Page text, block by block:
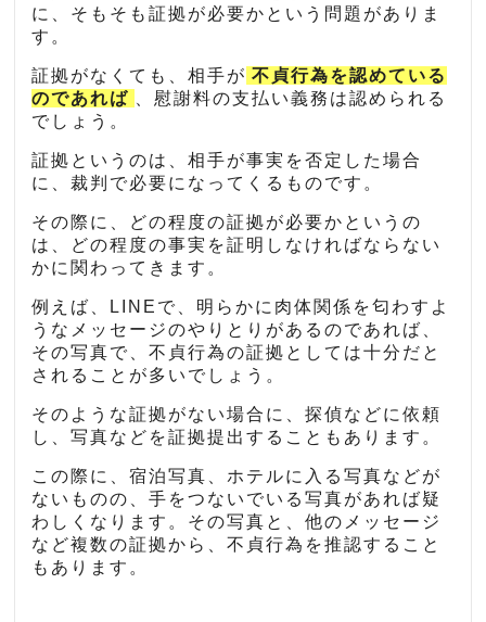
に、そもそも証拠が必要かという問題がありま
す。
証拠がなくても、相手が 不貞行為を認めている
のであれば
、慰謝料の支払い義務は認められる
でしょう。
証拠というのは、相手が事実を否定した場合
に、裁判で必要になってくるものです。
その際に、どの程度の証拠が必要かというの
は、どの程度の事実を証明しなければならない
かに関わってきます。
例えば、LINEで、明らかに肉体関係を匂わすよ
うなメッセージのやりとりがあるのであれば、
その写真で、不貞行為の証拠としては十分だと
されることが多いでしょう。
そのような証拠がない場合に、探偵などに依頼
し、写真などを証拠提出することもあります。
この際に、宿泊写真、ホテルに入る写真などが
ないものの、手をつないでいる写真があれば疑
わしくなります。その写真と、他のメッセージ
など複数の証拠から、不貞行為を推認すること
もあります。